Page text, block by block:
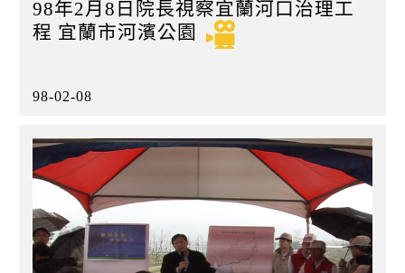
98年2月8日院長視察宜蘭河口治理工
程 宜蘭市河濱公園
98-02-08